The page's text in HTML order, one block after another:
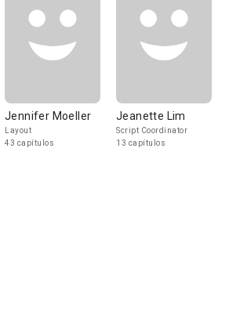
Jennifer Moeller
Layout
43 capítulos
Jeanette Lim
Script Coordinator
13 capítulos